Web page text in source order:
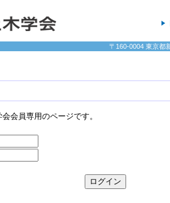
〒160-0004 東京都
会員専用のページです。